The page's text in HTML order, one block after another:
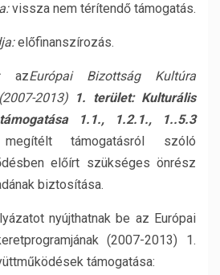
vissza nem térítendő támogatás.
előfinanszírozás.
azEurópai Bizottság Kultúra
2013) 1. terület: Kulturális
1.1., 1.2.1., 1..5.3
támogatásról szóló
előírt szükséges önrész
biztosítása.
nyújthatnak be az Európai
(2007-2013) 1.
támogatása: